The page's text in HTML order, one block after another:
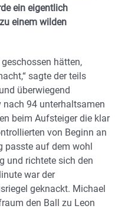
ein eigentlich
einem wilden
hätten,
sagte der teils
überwiegend
nach 94 unterhaltsamen
beim Aufsteiger die klar
von Beginn an
passte auf dem wohl
und richtete sich den
war der
geknackt. Michael
den Ball zu Leon